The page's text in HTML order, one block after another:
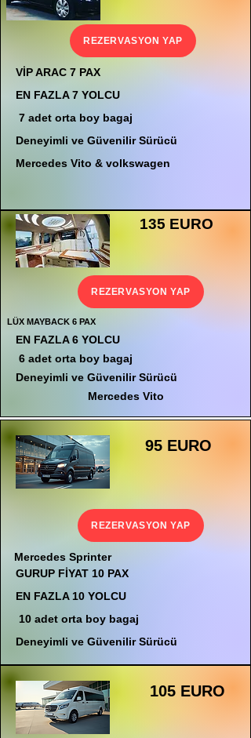
REZERVASYON YAP
VİP ARAC 7 PAX
EN FAZLA 7 YOLCU
7 adet orta boy bagaj
Deneyimli ve Güvenilir Sürücü
Mercedes Vito & volkswagen
135 EURO
REZERVASYON YAP
LÜX MAYBACK 6 PAX
EN FAZLA 6 YOLCU
6 adet orta boy bagaj
Deneyimli ve Güvenilir Sürücü
Mercedes Vito
95 EURO
REZERVASYON YAP
Mercedes Sprinter
GURUP FİYAT 10 PAX
EN FAZLA 10 YOLCU
10 adet orta boy bagaj
Deneyimli ve Güvenilir Sürücü
105 EURO